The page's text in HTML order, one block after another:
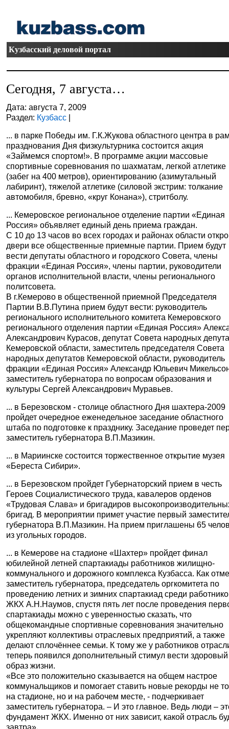
Кузбасский деловой портал
Сегодня, 7 августа…
Дата: августа 7, 2009
Раздел: Кузбасс |
... в парке Победы им. Г.К.Жукова областного центра в
празднования Дня физкультурника состоится акция
«Займемся спортом!». В программе акции массовые
спортивные соревнования по шахматам, легкой атлетике
(забег на 400 метров), ориентированию (азимутальный
лабиринт), тяжелой атлетике (силовой экстрим:толкание
автомобиля, бревно, «круг Конана»), стритболу.
... Кемеровское региональное отделение партии «Единая
Россия» объявляет единый день приема граждан.
С 10 до 13 часов во всех городах и районах области
двери все общественные приемные партии. Прием будут
вести депутаты областного и городского Совета, члены
фракции «Единая Россия», члены партии, руководители
органов исполнительной власти, члены регионального
политсовета.
В г.Кемерово в общественной приемной Председателя
Партии В.В.Путина прием будут вести: руководитель
регионального исполнительного комитета Кемеровского
регионального отделения партии «Единая Россия»
Александрович Курасов, депутат Совета народных
Кемеровской области, заместитель председателя Совета
народных депутатов Кемеровской области, руководитель
фракции «Единая Россия» Александр Юльевич
заместитель губернатора по вопросам образования и
культуры Сергей Александрович Муравьев.
... в Березовском - столице областного Дня шахтера-2009
пройдет очередное еженедельное заседание областного
штаба по подготовке к празднику. Заседание проведет
заместитель губернатора В.П.Мазикин.
... в Мариинске состоится торжественное открытие музея
«Береста Сибири».
... в Березовском пройдет Губернаторский прием в честь
Героев Социалистического труда, кавалеров орденов
«Трудовая Слава» и бригадиров
бригад. В мероприятии примет участие первый
губернатора В.П.Мазикин. На прием приглашены 65
из угольных городов.
... в Кемерове на стадионе «Шахтер» пройдет финал
юбилейной летней спартакиады работников жилищно-
коммунального и дорожного комплекса Кузбасса. Как
заместитель губернатора, председатель оргкомитета по
проведению летних и зимних спартакиад среди
ЖКХ А.Н.Наумов, спустя пять лет после проведения
спартакиады можно с уверенностью сказать, что
общекомандные спортивные соревнования значительно
укрепляют коллективы отраслевых предприятий, а также
делают сплочённее семьи. К тому же у работников
теперь появился дополнительный стимул вести здоровый
образ жизни.
«Все это положительно сказывается на общем настрое
коммунальщиков и помогает ставить новые рекорды не
на стадионе, но и на рабочем месте, - подчеркивает
заместитель губернатора. – И это главное. Ведь люди –
фундамент ЖКХ. Именно от них зависит, какой отрасль
завтра».